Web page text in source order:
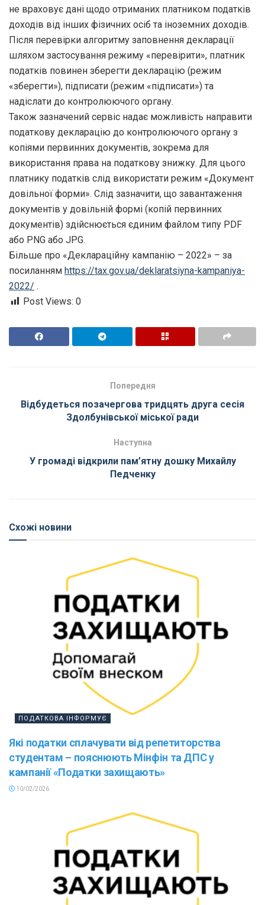
не враховує дані щодо отриманих платником податків
доходів від інших фізичних осіб та іноземних доходів.
Після перевірки алгоритму заповнення декларації
шляхом застосування режиму «перевірити», платник
податків повинен зберегти декларацію (режим
«зберегти»), підписати (режим «підписати») та
надіслати до контролюючого органу.
Також зазначений сервіс надає можливість направити
податкову декларацію до контролюючого органу з
копіями первинних документів, зокрема для
використання права на податкову знижку. Для цього
платнику податків слід використати режим «Документ
довільної форми». Слід зазначити, що завантаження
документів у довільній формі (копій первинних
документів) здійснюється єдиним файлом типу РDF
або РNG або JPG.
Більше про «Деклараційну кампанію – 2022» – за
посиланням https://tax.gov.ua/deklaratsiyna-kampaniya-
2022/ .
Post Views: 0
Попередня
Відбудеться позачергова тридцять друга сесія
Здолбунівської міської ради
Наступна
У громаді відкрили пам’ятну дошку Михайлу
Педченку
Схожі новини
ПОДАТКОВА ІНФОРМУЄ
Які податки сплачувати від репетиторства
студентам – пояснюють Мінфін та ДПС у
кампанії «Податки захищають»
10/02/2026